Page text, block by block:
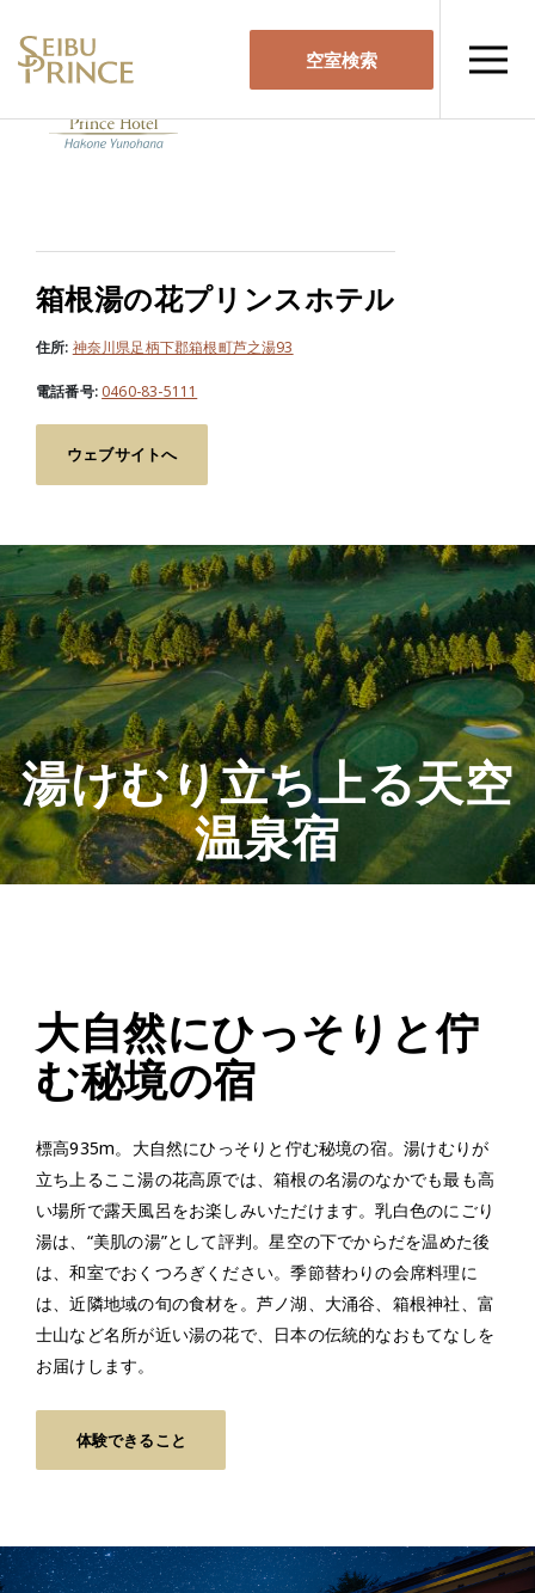
空室検索
箱根湯の花プリンスホテル
住所: 神奈川県足柄下郡箱根町芦之湯93
電話番号:0460-83-5111
ウェブサイトへ
湯けむり立ち上る天空
温泉宿
大自然にひっそりと佇
む秘境の宿
標高935m。大自然にひっそりと佇む秘境の宿。湯けむりが
立ち上るここ湯の花高原では、箱根の名湯のなかでも最も高
い場所で露天風呂をお楽しみいただけます。乳白色のにごり
湯は、“美肌の湯”として評判。星空の下でからだを温めた後
は、和室でおくつろぎください。季節替わりの会席料理に
は、近隣地域の旬の食材を。芦ノ湖、大涌谷、箱根神社、富
士山など名所が近い湯の花で、日本の伝統的なおもてなしを
お届けします。
体験できること